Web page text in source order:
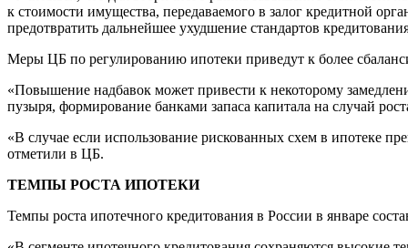
к стоимости имущества, передаваемого в залог кредитной
предотвратить дальнейшее ухудшение стандартов
Меры ЦБ по регулированию ипотеки приведут к более
«Повышение надбавок может привести к некоторому
пузыря, формирование банками запаса капитала на случай
«В случае если использование рискованных схем в ипотеке
отметили в ЦБ.
ТЕМПЫ РОСТА ИПОТЕКИ
Темпы роста ипотечного кредитования в России в январе